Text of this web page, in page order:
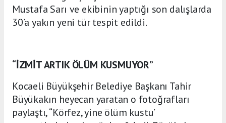
Mustafa Sarı ve ekibinin yaptığı son dalışlarda
30’a yakın yeni tür tespit edildi.
“İZMİT ARTIK ÖLÜM KUSMUYOR”
Kocaeli Büyükşehir Belediye Başkanı Tahir
Büyükakın heyecan yaratan o fotoğrafları
paylaştı, “Körfez, yine ölüm kustu’